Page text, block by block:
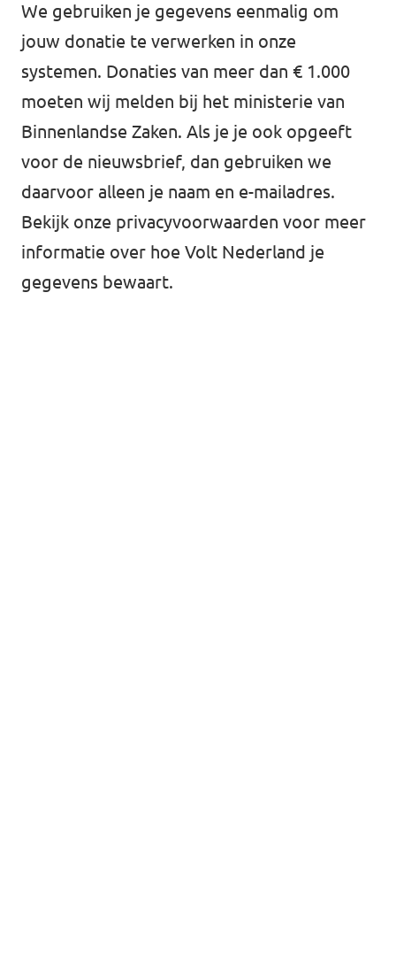
We gebruiken je gegevens eenmalig om
jouw donatie te verwerken in onze
systemen. Donaties van meer dan € 1.000
moeten wij melden bij het ministerie van
Binnenlandse Zaken. Als je je ook opgeeft
voor de nieuwsbrief, dan gebruiken we
daarvoor alleen je naam en e-mailadres.
Bekijk onze privacyvoorwaarden voor meer
informatie over hoe Volt Nederland je
gegevens bewaart.